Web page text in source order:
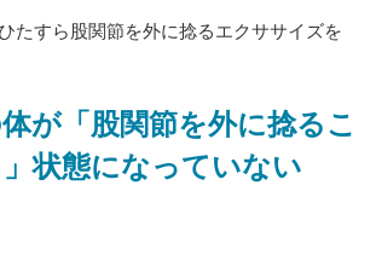
たすら股関節を外に捻るエクササイズを
が「股関節を外に捻るこ
状態になっていない